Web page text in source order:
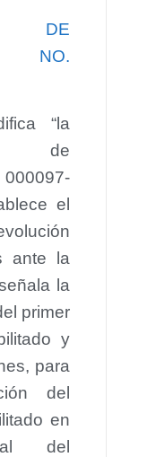
DE
NO.
“la
de
el
ante la
la
primer
y
para
del
en
del